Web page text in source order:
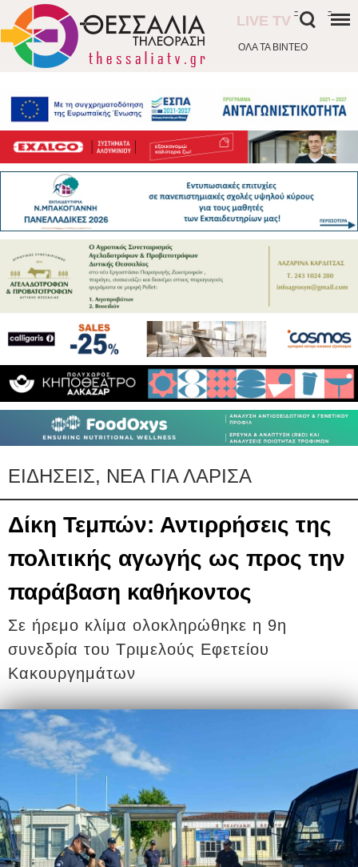
ΟΛΑ ΤΑ ΒΙΝΤΕΟ
LIVE TV
- -
ΕΙΔΗΣΕΙΣ, ΝΕΑ ΓΙΑ ΛΑΡΙΣΑ
Δίκη Τεμπών: Αντιρρήσεις της
πολιτικής αγωγής ως προς την
παράβαση καθήκοντος
Σε ήρεμο κλίμα ολοκληρώθηκε η 9η
συνεδρία του Τριμελούς Εφετείου
Κακουργημάτων